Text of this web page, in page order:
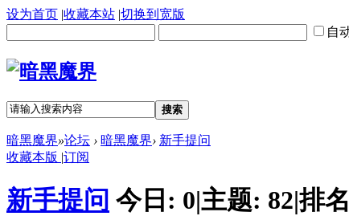
设为首页 |收藏本站 |切换到宽版
自
搜索
暗黑魔界»论坛 › 暗黑魔界› 新手提问
收藏本版 |订阅
新手提问 今日: 0|主题: 82|排